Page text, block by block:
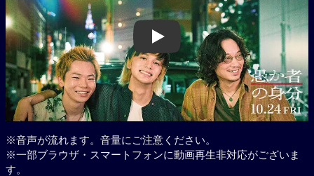
Play
※音声が流れます。音量にご注意ください。
※一部ブラウザ・スマートフォンに動画再生非対応がございま
す。